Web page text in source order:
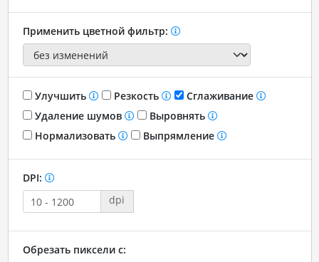
Применить цветной фильтр:
Улучшить Резкость
Сглаживание
Удаление шумов
Выровнять
Нормализовать
Выпрямление
DPI:
dpi
Обрезать пиксели с: